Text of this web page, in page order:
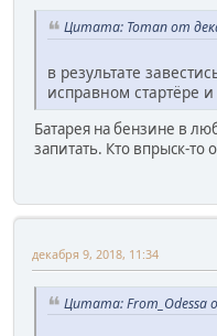
Цитата: Toman от
в результате
исправном стартёре
Батарея на бензине в
запитать. Кто впрыск-то
декабря 9, 2018, 11:34
Цитата: From_Odessa